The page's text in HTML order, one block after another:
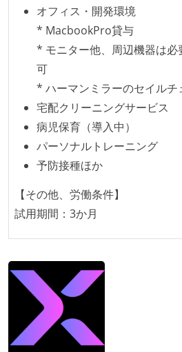
各メンバーが実装したコード
ベースで行われる
オープンな情報共有
ドキュメントの整備やペアプ
レッジの共有を積極的に行っ
取り組みをしている）
労働環境の自由度
フレックスタイム制または裁
メンバーの多様性
待遇・福利厚生
ストックオプションまたは自
選考プロセス
コーディングテストがある（
オフィス・開発環境
* MacbookPro貸与
* モニター他、周辺機器は必
可
* ハーマンミラーのセイルチ
宅配クリーニングサービス
病児保育（導入中）
パーソナルトレーニング
予防接種ほか
【その他、労働条件】
試用期間：3か月